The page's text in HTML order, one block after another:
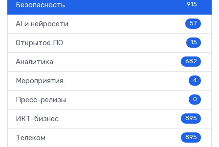
Безопасность 915
AI и нейросети 57
Открытое ПО 15
Аналитика 682
Мероприятия 4
Пресс-релизы 0
ИКТ-бизнес 895
Телеком 895